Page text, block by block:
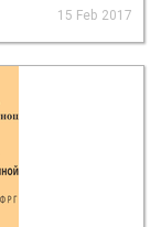
15 Feb 2017